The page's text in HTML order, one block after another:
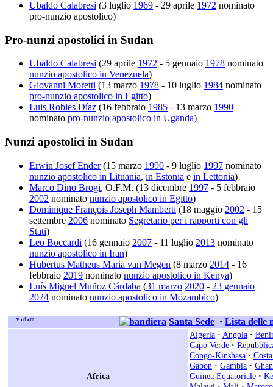
Ubaldo Calabresi (3 luglio 1969 - 29 aprile 1972 nominato
pro-nunzio apostolico)
Pro-nunzi apostolici in Sudan
Ubaldo Calabresi (29 aprile 1972 - 5 gennaio 1978 nominato
nunzio apostolico in Venezuela)
Giovanni Moretti (13 marzo 1978 - 10 luglio 1984 nominato
pro-nunzio apostolico in Egitto)
Luis Robles Díaz (16 febbraio 1985 - 13 marzo 1990
nominato pro-nunzio apostolico in Uganda)
Nunzi apostolici in Sudan
Erwin Josef Ender(15 marzo 1990 - 9 luglio 1997 nominato
nunzio apostolico in Lituania, in Estonia e in Lettonia)
Marco Dino Brogi, O.F.M. (13 dicembre 1997 - 5 febbraio
2002 nominato nunzio apostolico in Egitto)
Dominique François Joseph Mamberti (18 maggio 2002 - 15
settembre 2006 nominato Segretario per i rapporti con gli
Stati)
Leo Boccardi (16 gennaio 2007 - 11 luglio 2013 nominato
nunzio apostolico in Iran)
Hubertus Matheus Maria van Megen (8 marzo 2014 - 16
febbraio 2019 nominato nunzio apostolico in Kenya)
Luís Miguel Muñoz Cárdaba (31 marzo 2020 - 23 gennaio
2024 nominato nunzio apostolico in Mozambico)
v • d • m Santa Sede · Lista delle
Africa
Algeria · Angola ·
Capo Verde ·
Congo-Kinshasa ·
Gabon · Gambia ·
Guinea Equatoriale ·